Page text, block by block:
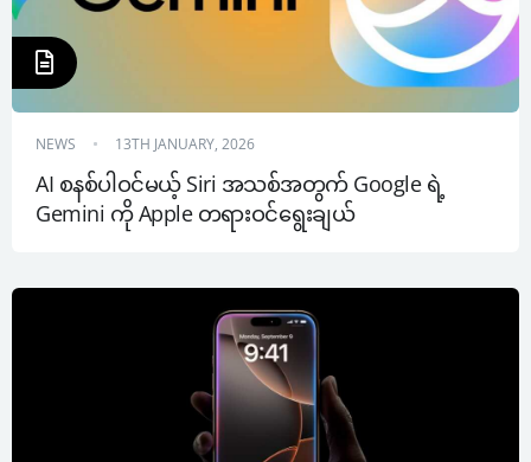
NEWS 13TH JANUARY, 2026
AI စနစ်ပါဝင်မယ့် Siri အသစ်အတွက် Google ရဲ့
Gemini ကို Apple တရားဝင်ရွေးချယ်